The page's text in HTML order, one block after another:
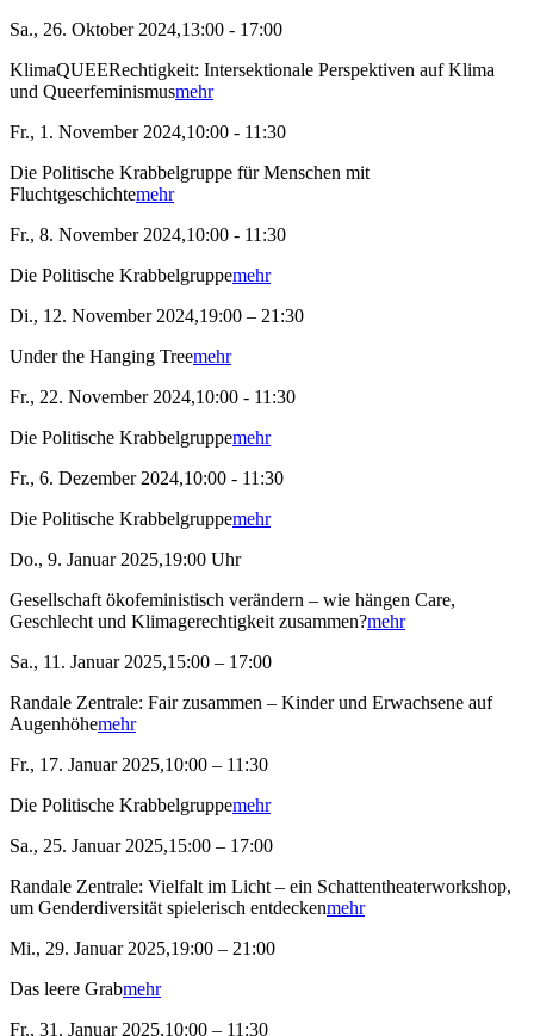
Sa., 26. Oktober 2024,13:00 - 17:00
KlimaQUEERechtigkeit: Intersektionale Perspektiven auf Klima
und Queerfeminismusmehr
Fr., 1. November 2024,10:00 - 11:30
Die Politische Krabbelgruppe für Menschen mit
Fluchtgeschichtemehr
Fr., 8. November 2024,10:00 - 11:30
Die Politische Krabbelgruppemehr
Di., 12. November 2024,19:00 – 21:30
Under the Hanging Treemehr
Fr., 22. November 2024,10:00 - 11:30
Die Politische Krabbelgruppemehr
Fr., 6. Dezember 2024,10:00 - 11:30
Die Politische Krabbelgruppemehr
Do., 9. Januar 2025,19:00 Uhr
Gesellschaft ökofeministisch verändern – wie hängen Care,
Geschlecht und Klimagerechtigkeit zusammen?mehr
Sa., 11. Januar 2025,15:00 – 17:00
Randale Zentrale: Fair zusammen – Kinder und Erwachsene auf
Augenhöhemehr
Fr., 17. Januar 2025,10:00 – 11:30
Die Politische Krabbelgruppemehr
Sa., 25. Januar 2025,15:00 – 17:00
Randale Zentrale: Vielfalt im Licht – ein Schattentheaterworkshop,
um Genderdiversität spielerisch entdeckenmehr
Mi., 29. Januar 2025,19:00 – 21:00
Das leere Grabmehr
Fr., 31. Januar 2025,10:00 – 11:30